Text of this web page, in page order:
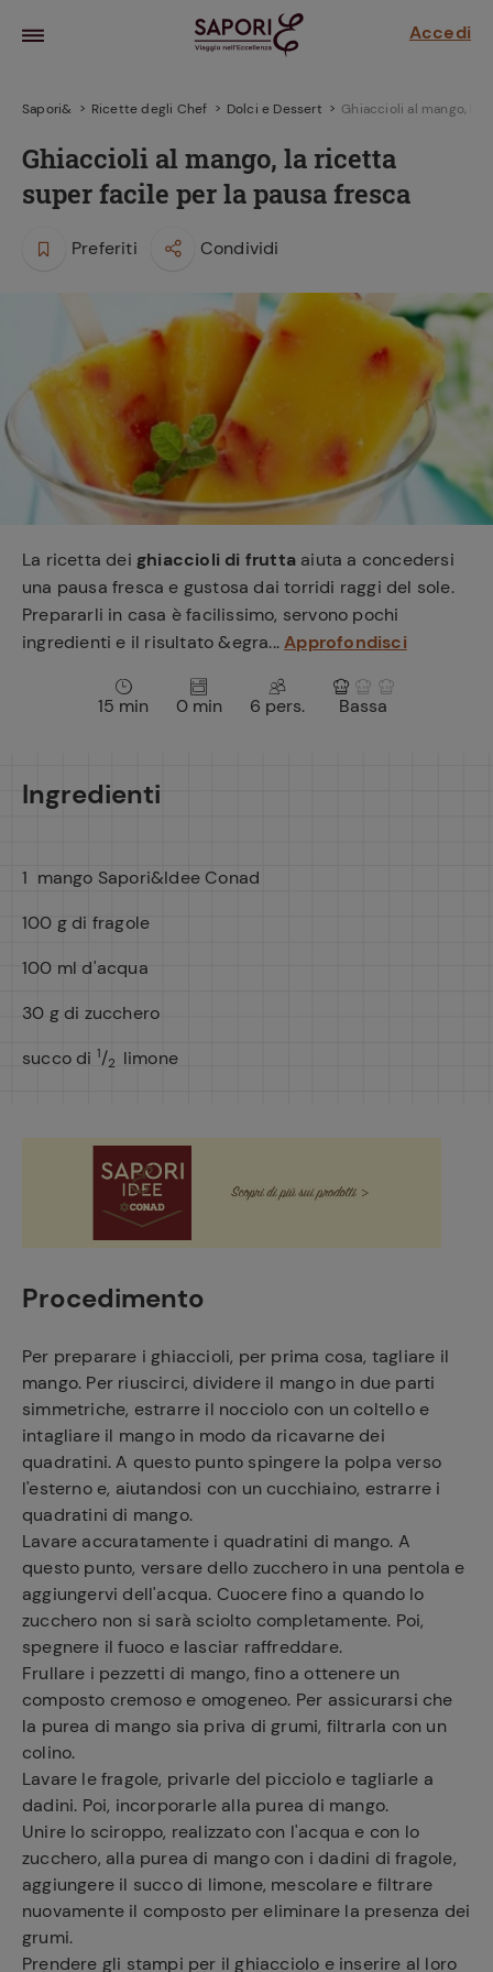
Accedi
e
ricetta
il
sensi di
Sapori& Ricette degli Chef Dolci e Dessert Ghiaccioli al mango, la
Ghiaccioli al mango, la ricetta
super facile per la pausa fresca
Preferiti Condividi
La ricetta dei ghiaccioli di frutta aiuta a concedersi
una pausa fresca e gustosa dai torridi raggi del sole.
Prepararli in casa è facilissimo, servono pochi
ingredienti e il risultato &egra...Approfondisci
15 min 0 min 6 pers. Bassa
Ingredienti
1 mango Sapori&Idee Conad
100 g di fragole
100 ml d'acqua
30 g di zucchero
succo di 1/2 limone
Procedimento
Per preparare i ghiaccioli, per prima cosa, tagliare il
mango. Per riuscirci, dividere il mango in due parti
simmetriche, estrarre il nocciolo con un coltello e
intagliare il mango in modo da ricavarne dei
quadratini. A questo punto spingere la polpa verso
l'esterno e, aiutandosi con un cucchiaino, estrarre i
quadratini di mango.
Lavare accuratamente i quadratini di mango. A
questo punto, versare dello zucchero in una pentola e
aggiungervi dell'acqua. Cuocere fino a quando lo
zucchero non si sarà sciolto completamente. Poi,
spegnere il fuoco e lasciar raffreddare.
Frullare i pezzetti di mango, fino a ottenere un
composto cremoso e omogeneo. Per assicurarsi che
la purea di mango sia priva di grumi, filtrarla con un
colino.
Lavare le fragole, privarle del picciolo e tagliarle a
dadini. Poi, incorporarle alla purea di mango.
Unire lo sciroppo, realizzato con l'acqua e con lo
zucchero, alla purea di mango con i dadini di fragole,
aggiungere il succo di limone, mescolare e filtrare
nuovamente il composto per eliminare la presenza dei
grumi.
Prendere gli stampi per il ghiacciolo e inserire al loro